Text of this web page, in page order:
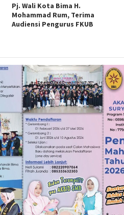
Pj. Wali Kota Bima H.
Mohammad Rum, Terima
Audiensi Pengurus FKUB